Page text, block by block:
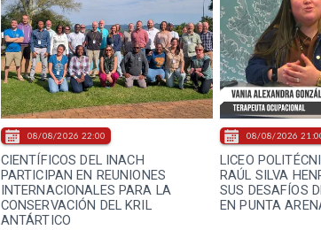
CIENTÍFICOS DEL INACH
PARTICIPAN EN REUNIONES
INTERNACIONALES PARA LA
CONSERVACIÓN DEL KRIL
ANTÁRTICO
08/08/2026 22:00
LICEO
RAÚL SILVA
SUS DESAFÍOS
EN PUNTA
08/08/2026